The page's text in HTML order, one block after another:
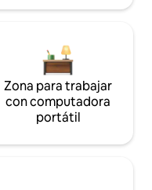
Zona para trabajar
con computadora
portátil